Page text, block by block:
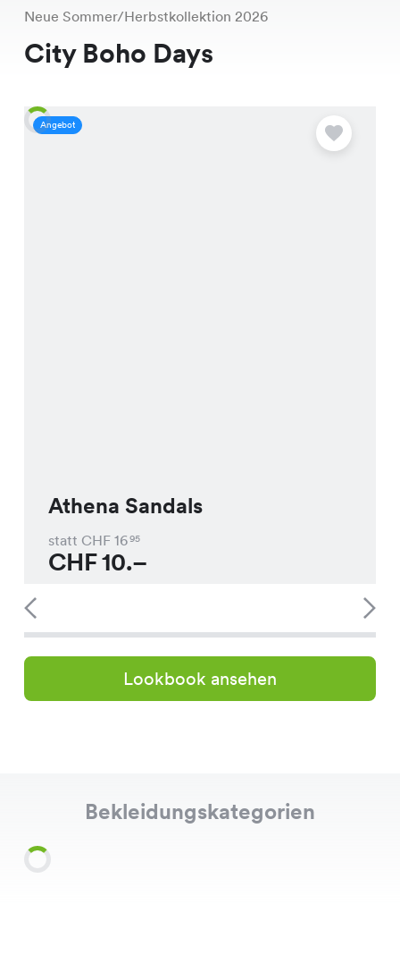
Neue Sommer/Herbstkollektion 2026
City Boho Days
Angebot
Athena Sandals
statt CHF 1695
CHF10.–
Lookbook ansehen
Bekleidungskategorien